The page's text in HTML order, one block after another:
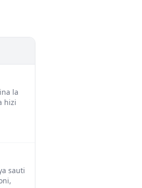
la
hizi
sauti